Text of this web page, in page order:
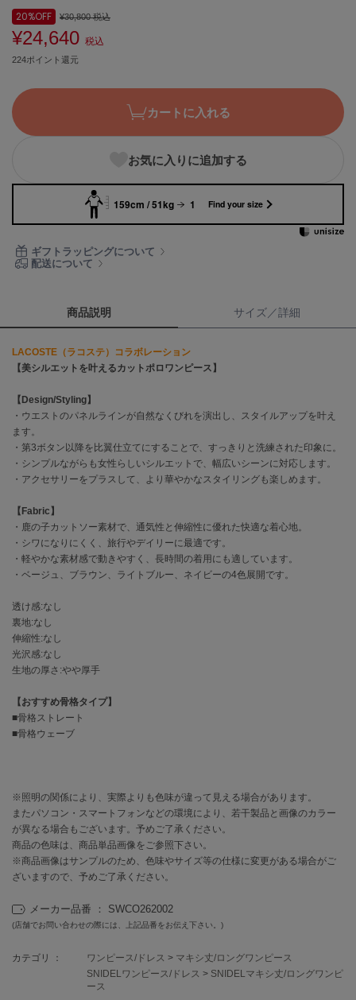
Ballelite
バレリット
BANDOLIER
バブアー
セロン
Clarks Premium
CODE A
コードエー
COLE HAAN
コール ハーン
コンバース
DANSKIN
EIMY ISTOIRE
エイミー イストワール
エミ
emmi atelier
エミヨガ
ETRÉ TOKYO
エトレトウキョウ
ey
アイ
フィラ
20%OFF ¥30,800税込
¥24,640 税込
224ポイント還元
カートに入れる
お気に入りに追加する
159cm / 51kg 1 Find your size
ギフトラッピングについて
配送について
商品説明 サイズ／詳細
LACOSTE（ラコステ）コラボレーション
【美シルエットを叶えるカットポロワンピース】
【Design/Styling】
・ウエストのパネルラインが自然なくびれを演出し、スタイルアップを叶え
ます。
・第3ボタン以降を比翼仕立てにすることで、すっきりと洗練された印象に。
・シンプルながらも女性らしいシルエットで、幅広いシーンに対応します。
・アクセサリーをプラスして、より華やかなスタイリングも楽しめます。
【Fabric】
・鹿の子カットソー素材で、通気性と伸縮性に優れた快適な着心地。
・シワになりにくく、旅行やデイリーに最適です。
・軽やかな素材感で動きやすく、長時間の着用にも適しています。
・ベージュ、ブラウン、ライトブルー、ネイビーの4色展開です。
透け感:なし
裏地:なし
伸縮性:なし
光沢感:なし
生地の厚さ:やや厚手
【おすすめ骨格タイプ】
■骨格ストレート
■骨格ウェーブ
※照明の関係により、実際よりも色味が違って見える場合があります。
またパソコン・スマートフォンなどの環境により、若干製品と画像のカラー
が異なる場合もございます。予めご了承ください。
商品の色味は、商品単品画像をご参照下さい。
※商品画像はサンプルのため、色味やサイズ等の仕様に変更がある場合がご
ざいますので、予めご了承ください。
メーカー品番 ： SWCO262002
(店舗でお問い合わせの際には、上記品番をお伝え下さい。)
カテゴリ ： ワンピース/ドレス > マキシ丈/ロングワンピース
SNIDELワンピース/ドレス > SNIDELマキシ丈/ロングワンピ
ース